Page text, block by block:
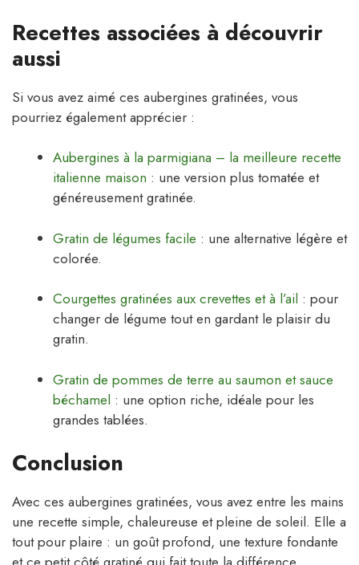
Recettes associées à découvrir
aussi
Si vous avez aimé ces aubergines gratinées, vous
pourriez également apprécier :
Aubergines à la parmigiana – la meilleure recette
italienne maison : une version plus tomatée et
généreusement gratinée.
Gratin de légumes facile : une alternative légère et
colorée.
Courgettes gratinées aux crevettes et à l’ail : pour
changer de légume tout en gardant le plaisir du
gratin.
Gratin de pommes de terre au saumon et sauce
béchamel : une option riche, idéale pour les
grandes tablées.
Conclusion
Avec ces aubergines gratinées, vous avez entre les mains
une recette simple, chaleureuse et pleine de soleil. Elle a
tout pour plaire : un goût profond, une texture fondante